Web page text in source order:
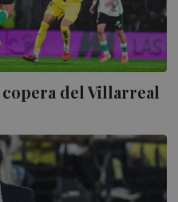
del Villarreal